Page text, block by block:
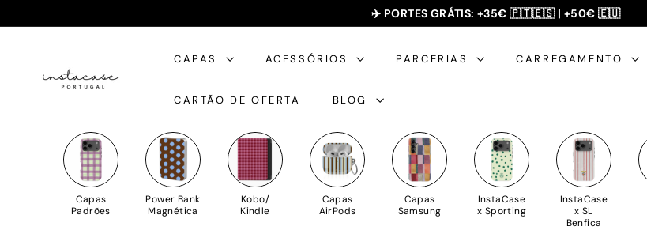
para
pausa
SUMMER SALE - 20% OFF 🎁
CAPAS ACESSÓRIOS PARCERIAS CARREGAMENTO
CARTÃO DE OFERTA BLOG
Capas
Padrões
Power Bank
Magnética
Kobo/
Kindle
Capas
AirPods
Capas
Samsung
InstaCase
x Sporting
InstaCase
x SL
Benfica